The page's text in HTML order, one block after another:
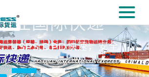
业国际快递
USPS,DPD快速，安全